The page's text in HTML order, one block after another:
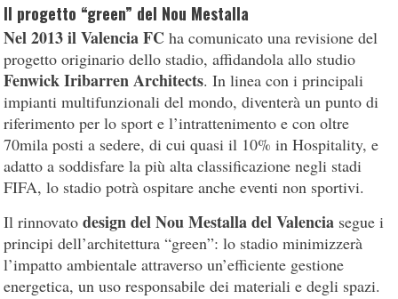
Il progetto “green” del Nou Mestalla
Nel 2013 il Valencia FC ha comunicato una revisione del
progetto originario dello stadio, affidandola allo studio
Fenwick Iribarren Architects. In linea con i principali
impianti multifunzionali del mondo, diventerà un punto di
riferimento per lo sport e l’intrattenimento e con oltre
70mila posti a sedere, di cui quasi il 10% in Hospitality, e
adatto a soddisfare la più alta classificazione negli stadi
FIFA, lo stadio potrà ospitare anche eventi non sportivi.
Il rinnovatodesign del Nou Mestalla del Valencia segue i
principi dell’architettura “green”: lo stadio minimizzerà
l’impatto ambientale attraverso un’efficiente gestione
energetica, un uso responsabile dei materiali e degli spazi.